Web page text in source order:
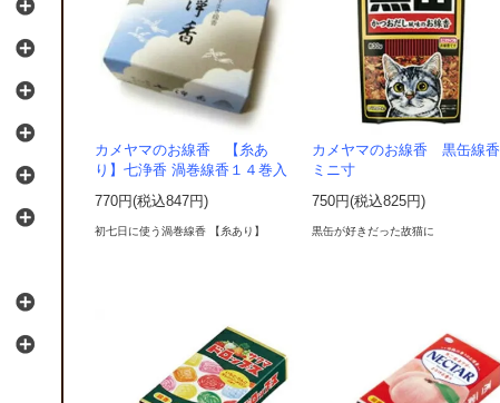
カメヤマのお線香 【糸あ
り】七浄香 渦巻線香１４巻入
770円(税込847円)
初七日に使う渦巻線香 【糸あり】
カメヤマのお線香 黒缶線香
ミニ寸
750円(税込825円)
黒缶が好きだった故猫に